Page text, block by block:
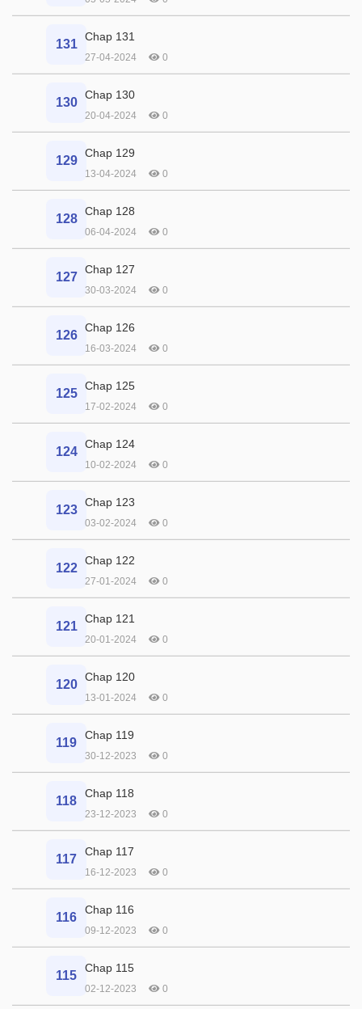
131
Chap 131
27-04-2024 0
130
Chap 130
20-04-2024 0
129
Chap 129
13-04-2024 0
128
Chap 128
06-04-2024 0
127
Chap 127
30-03-2024 0
126
Chap 126
16-03-2024 0
125
Chap 125
17-02-2024 0
124
Chap 124
10-02-2024 0
123
Chap 123
03-02-2024 0
122
Chap 122
27-01-2024 0
121
Chap 121
20-01-2024 0
120
Chap 120
13-01-2024 0
119
Chap 119
30-12-2023 0
118
Chap 118
23-12-2023 0
117
Chap 117
16-12-2023 0
116
Chap 116
09-12-2023 0
115
Chap 115
02-12-2023 0